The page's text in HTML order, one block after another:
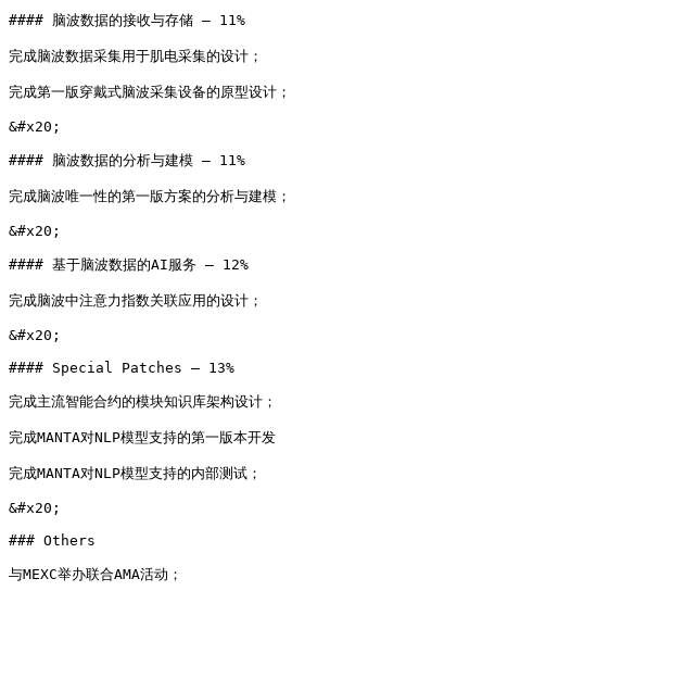
#### 脑波数据的接收与存储 – 11%
​完成脑波数据采集用于肌电采集的设计；
​完成第一版穿戴式脑波采集设备的原型设计；
&#x20;
#### 脑波数据的分析与建模 – 11%
​完成脑波唯一性的第一版方案的分析与建模；
&#x20;
#### 基于脑波数据的AI服务 – 12%
​完成脑波中注意力指数关联应用的设计；
&#x20;
#### Special Patches – 13%
​完成主流智能合约的模块知识库架构设计；
​完成MANTA对NLP模型支持的第一版本开发
完成MANTA对NLP模型支持的内部测试；
&#x20;
### Others